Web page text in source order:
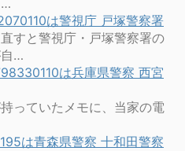
…
は警視庁 戸塚警察署
すと警視庁・戸塚警察署の
…
は兵庫県警察 西宮
っていたメモに、当家の電
は青森県警察 十和田警察